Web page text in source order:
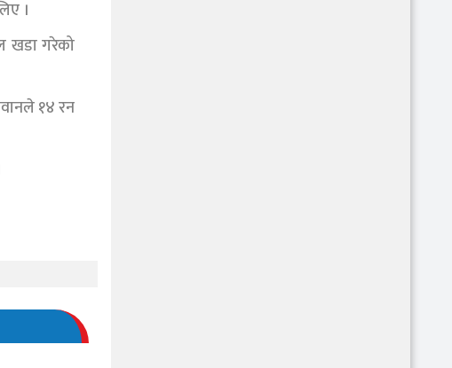
।
खडा गरेको
१४ रन